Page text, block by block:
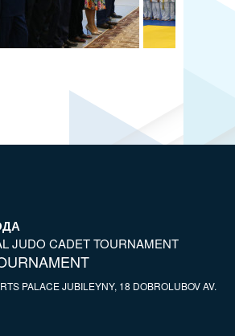
JUDO CADET TOURNAMENT
PALACE JUBILEYNY, 18 DOBROLUBOV AV.